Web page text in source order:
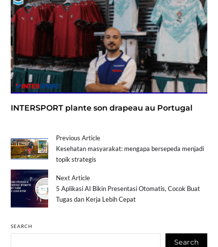
INTERSPORT plante son drapeau au Portugal
Previous Article
Kesehatan masyarakat: mengapa bersepeda menjadi
topik strategis
Next Article
5 Aplikasi AI Bikin Presentasi Otomatis, Cocok Buat
Tugas dan Kerja Lebih Cepat
SEARCH
Search